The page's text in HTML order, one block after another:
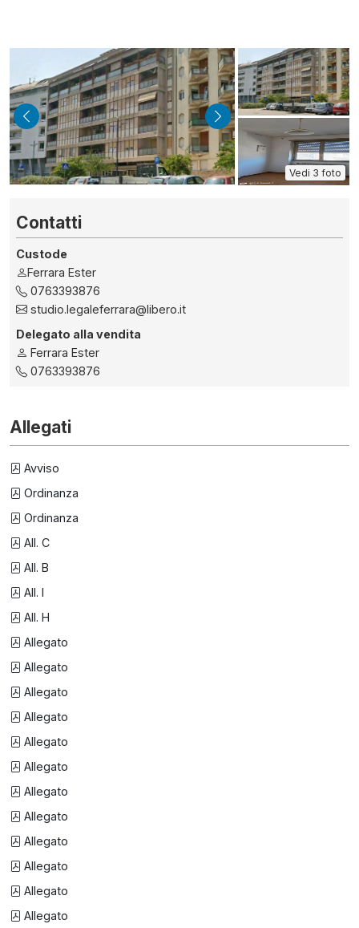
indietro avanti
Vedi 3 foto
Contatti
Custode
Ferrara Ester
0763393876
studio.legaleferrara@libero.it
Delegato alla vendita
Ferrara Ester
0763393876
Allegati
Avviso
Ordinanza
Ordinanza
All. C
All. B
All. I
All. H
Allegato
Allegato
Allegato
Allegato
Allegato
Allegato
Allegato
Allegato
Allegato
Allegato
Allegato
Allegato